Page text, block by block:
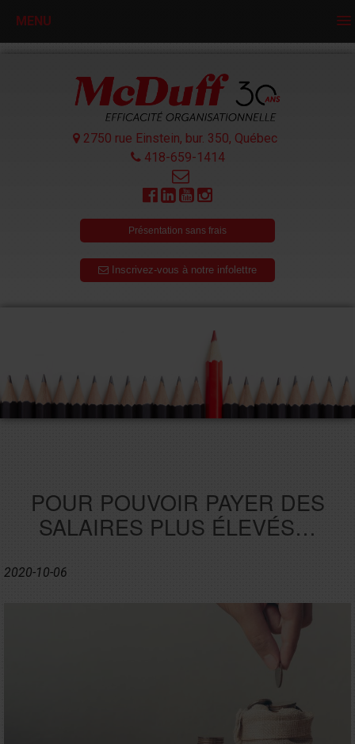
MENU
2750 rue Einstein, bur. 350, Québec
418-659-1414
Présentation sans frais
Inscrivez-vous à notre infolettre
POUR POUVOIR PAYER DES
SALAIRES PLUS ÉLEVÉS…
2020-10-06